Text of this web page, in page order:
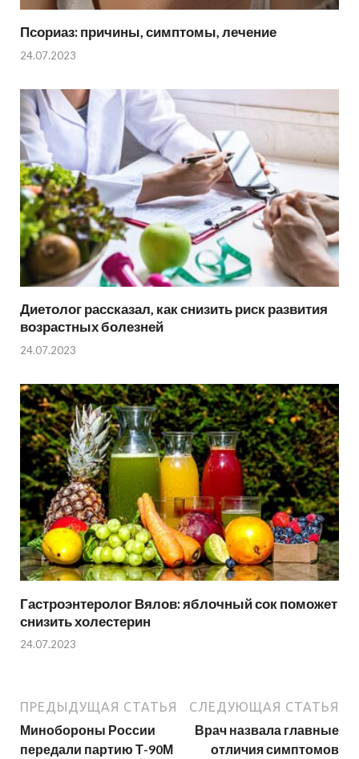
Псориаз: причины, симптомы, лечение
24.07.2023
Диетолог рассказал, как снизить риск развития
возрастных болезней
24.07.2023
Гастроэнтеролог Вялов: яблочный сок поможет
снизить холестерин
24.07.2023
ПРЕДЫДУЩАЯ СТАТЬЯ
Минобороны России
передали партию Т-90М
СЛЕДУЮЩАЯ СТАТЬЯ
Врач назвала главные
отличия симптомов